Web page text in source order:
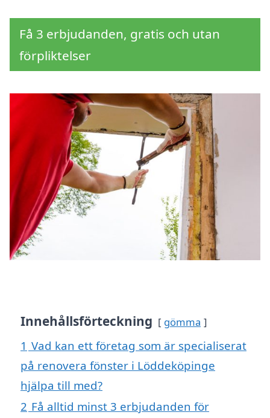
Få 3 erbjudanden, gratis och utan
förpliktelser
Innehållsförteckning gömma
1 Vad kan ett företag som är specialiserat
på renovera fönster i Löddeköpinge
hjälpa till med?
2 Få alltid minst 3 erbjudanden för